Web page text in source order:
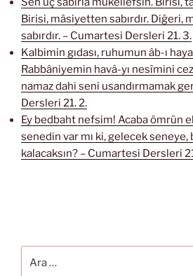
Birisi, mâsiyetten sabırdır. Diğeri,
sabırdır. – Cumartesi Dersleri 21. 3.
Kalbimin gıdası, ruhumun âb-ı
Rabbâniyemin havâ-yı nesîmini
namaz dahi seni usandırmamak
Dersleri 21. 2.
Ey bedbaht nefsim! Acaba ömrün
senedin var mı ki, gelecek seneye,
kalacaksın? – Cumartesi Dersleri